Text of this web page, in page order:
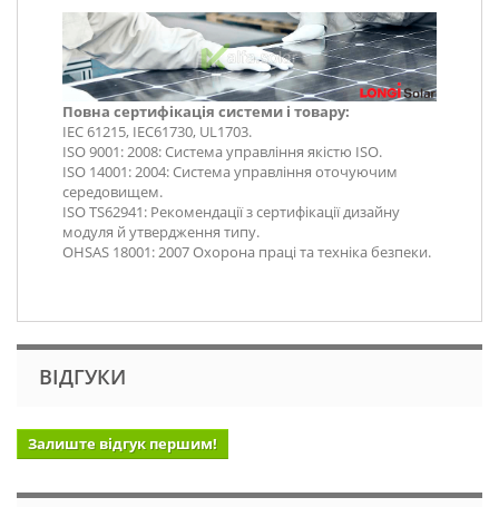
Повна сертифікація системи і товару:
IEC 61215, IEC61730, UL1703.
ISO 9001: 2008: Система управління якістю ISO.
ISO 14001: 2004: Система управління оточуючим
середовищем.
ISO TS62941: Рекомендації з сертифікації дизайну
модуля й утвердження типу.
OHSAS 18001: 2007 Охорона праці та техніка безпеки.
ВІДГУКИ
Залиште відгук першим!